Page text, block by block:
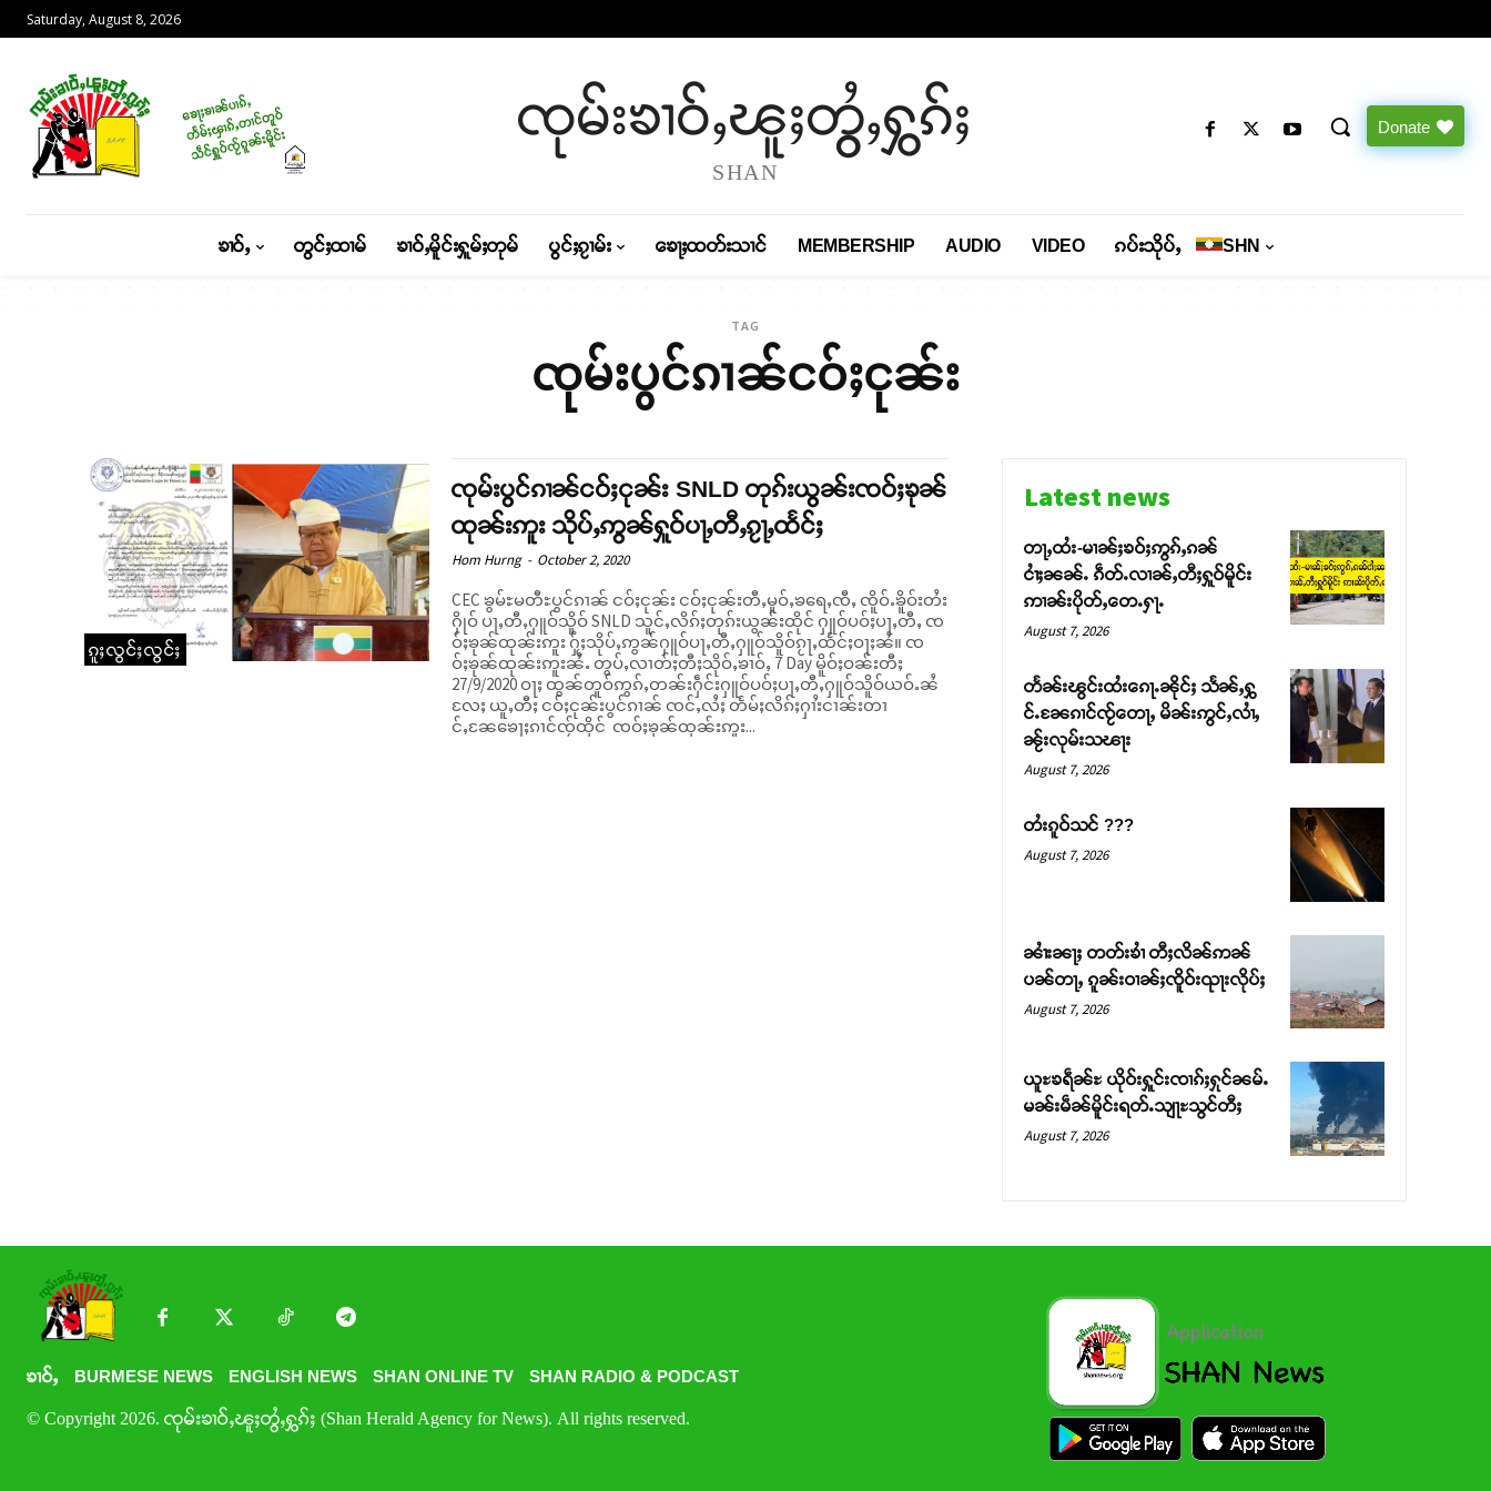
Saturday, August 8, 2026
ၸုမ်းၶၢဝ်ႇၽူႈတွႆႇႁွၵ်ႈ
SHAN
Donate
ၶၢဝ်ႇ တွင်ႈထၢမ် ၶၢဝ်ႇမိူင်းႁူမ်ႈတုမ် ပွင်ႈၵႂၢမ်း ၶေႃႈထတ်းသၢင် MEMBERSHIP AUDIO VIDEO ၵပ်းသိုပ်ႇ SHN
TAG
ၸုမ်းပွင်ၵၢၼ်ငဝ်ႈငုၼ်း
ၵူႈလွင်ႈလွင်ႈ
ၸုမ်းပွင်ၵၢၼ်ငဝ်ႈငုၼ်း SNLD တုၵ်းယွၼ်းၸဝ်ႈၶုၼ်
ထုၼ်းဢူး သိုပ်ႇဢွၼ်ႁူဝ်ပႃႇတီႇၵႂႃႇထႅင်ႈ
Hom Hurng - October 2, 2020
CEC ၶွမ်ႊမတီႊပွင်ၵၢၼ် ငဝ်ႈငုၼ်း ငဝ်ႈငုၼ်းတီႇမူဝ်ႇၶရေႇၸီႇ ၸိူဝ်ႉၶိူဝ်းတႆး
ႁိုဝ် ပႃႇတီႇႁူဝ်သိူဝ် SNLD သူင်ႇလိၵ်ႈတုၵ်းယွၼ်းထိုင် ႁူဝ်ပဝ်ႈပႃႇတီႇ ၸ
ဝ်ႈၶုၼ်ထုၼ်းဢူး ႁႂ်ႈသိုပ်ႇဢွၼ်ႁူဝ်ပႃႇတီႇႁူဝ်သိူဝ်ၵႂႃႇထႅင်ႈဝႃႈၼႆ။ ၸ
ဝ်ႈၶုၼ်ထုၼ်းဢူးၼႆႉ တွပ်ႇလၢတ်ႈတီႈသိုဝ်ႇၶၢဝ်ႇ 7 Day မိူဝ်ႈဝၼ်းတီႈ
27/9/2020 ဝႃႈ ထွၼ်တူဝ်ဢွၵ်ႇတၼ်းႁဵင်းႁူဝ်ပဝ်ႈပႃႇတီႇႁူဝ်သိူဝ်ယဝ်ႉၼႆ
လႄႈ ယူႇတီႈ ငဝ်ႈငုၼ်းပွင်ၵၢၼ် ၸင်ႇလႆႈ တႅမ်ႈလိၵ်ႈႁၢႆးငၢၼ်းတၢ
င်ႇၼႄၶေႃႈၵၢင်ၸႂ်ထိုင် ၸဝ်ႈၶုၼ်ထုၼ်းဢူး...
Latest news
တႃႇထႆး-မၢၼ်ႈၶဝ်ႈဢွၵ်ႇၵၼ်
ငၢႆႈၼၼ်ႉ ၵဵတ်ႉလၢၼ်ႇတီႈႁူဝ်မိူင်း
ဢၢၼ်းပိုတ်ႇတေႉႁႃႉ
August 7, 2026
တႅၼ်းၽွင်းထႆးၵေႃႉၼိုင်ႈ သႅၼ်ႇႁွ
င်ႉၼႄၵၢင်ၸႂ်တေႃႇ မိၼ်းဢွင်ႇလၢႆႇ
ၼႂ်းလုမ်းသၽႃး
August 7, 2026
တႆးၵူဝ်သင် ???
August 7, 2026
ၼၢႆးၼႃႈ တတ်းၶၢႆ တီႈလိၼ်ဢၼ်
ပၼ်တႃႇ ၵူၼ်းဝၢၼ်ႈၸိူဝ်းၺႃးလိုပ်ႈ
August 7, 2026
ယူႊၶရဵၼ်ႊ ယိုဝ်းႁူင်းၸၢၵ်ႈႁုင်ၼမ်ႉ
မၼ်းမဵၼ်မိူင်းရတ်ႉသျႃႊသွင်တီႈ
August 7, 2026
ၶၢဝ်ႇ BURMESE NEWS ENGLISH NEWS SHAN ONLINE TV SHAN RADIO & PODCAST
© Copyright 2026. ၸုမ်းၶၢဝ်ႇၽူႈတွႆႇႁွၵ်ႈ (Shan Herald Agency for News). All rights reserved.